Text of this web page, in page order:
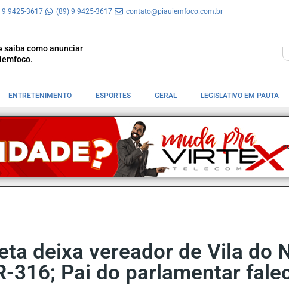
9 9425-3617 (89) 9 9425-3617 contato@piauiemfoco.com.br
saiba como anunciar
ENTRETENIMENTO ESPORTES GERAL LEGISLATIVO EM PAUTA
deixa vereador de Vila do
316; Pai do parlamentar